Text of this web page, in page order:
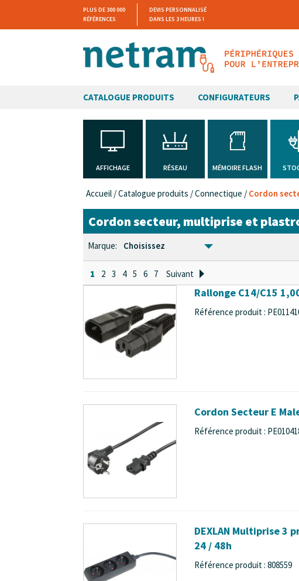
PLUS DE 300 000
RÉFÉRENCES
DEVIS PERSONNALISÉ
DANS LES 3 HEURES !
CATALOGUE PRODUITS CONFIGURATEURS
AFFICHAGE RÉSEAU MÉMOIRE FLASH
Accueil /Catalogue produits /Connectique / Cordon
Cordon secteur, multiprise et
Marque: Choisissez
1 2 3 4 5 6 7 Suivant
Rallonge C14/C15
Référence produit :
Cordon Secteur E
Référence produit :
DEXLAN Multiprise 3
24 / 48h
Référence produit : 808559